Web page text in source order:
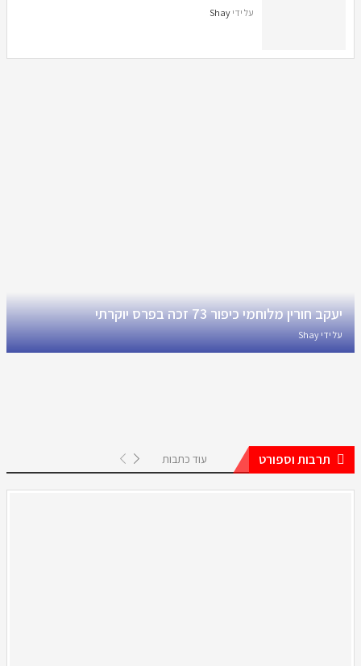
על ידי Shay
יעקב חורין מלוחמי כיפור 73 זכה בפרס יוקרתי
על ידי Shay
תרבות וספורט עוד כתבות